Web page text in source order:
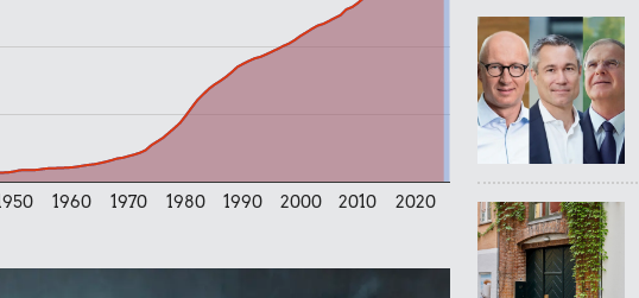
1960 1970 1980 1990 2000 2010 2020